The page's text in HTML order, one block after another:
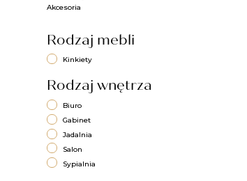
Akcesoria
Rodzaj mebli
Kinkiety
Rodzaj wnętrza
Biuro
Gabinet
Jadalnia
Salon
Sypialnia